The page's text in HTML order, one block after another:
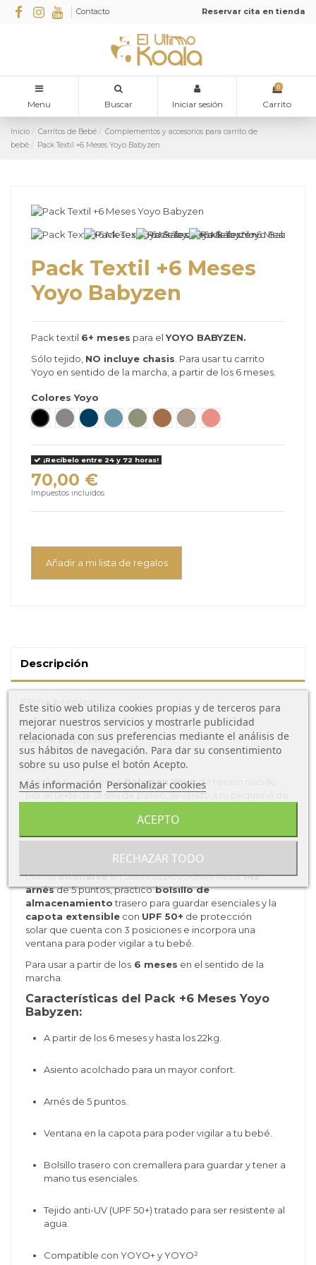
Contacto Reservar cita en tienda
Menu Buscar Iniciar sesión
0
Carrito
Inicio Carritos de Bebé
Complementos y accesorios para carrito de
bebé
Pack Textil +6 Meses Yoyo Babyzen
Pack Textil +6 Meses
Yoyo Babyzen
Pack textil 6+ meses para elYOYO BABYZEN.
Sólo tejido, NO incluye chasis . Para usar tu carrito
Yoyo en sentido de la marcha, a partir de los 6 meses.
Colores Yoyo
Negro Stone Air France
Aqua Olive Toffee Taupe Ginger
¡Recíbelo entre 24 y 72 horas!
70,00 €
Impuestos incluidos
Añadir a mi lista de regalos
Descripción
Ficha técnica
Sobre Babyzen
Cambia tu cochecitoBabyzen Yoyode recién nacido
por el textil de la silla de paseo, llevando a tu pequeño de
asiento acolchadomuy cómodo que
puedeinclinarseen distintas posiciones hasta145°,
arnésde 5 puntos, prácticobolsillo de
almacenamientotrasero para guardar esenciales y la
capota extensiblecon UPF 50+ de protección
solar que cuenta con 3 posiciones e incorpora una
ventana para poder vigilar a tu bebé.
Para usar a partir de los6 meses en el sentido de la
marcha.
Características del Pack +6 Meses Yoyo
Babyzen:
A partir de los 6 meses y hasta los 22kg.
Asiento acolchado para un mayor confort.
Arnés de 5 puntos.
Ventana en la capota para poder vigilar a tu bebé.
Bolsillo trasero con cremallera para guardar y tener a
mano tus esenciales.
Tejido anti-UV (UPF 50+) tratado para ser resistente al
agua.
Compatible con YOYO+ y YOYO²
Este sitio web utiliza cookies propias y de terceros para
mejorar nuestros servicios y mostrarle publicidad
relacionada con sus preferencias mediante el análisis de
sus hábitos de navegación. Para dar su consentimiento
sobre su uso pulse el botón Acepto.
Más información Personalizar cookies
RECHAZAR TODO
ACEPTO